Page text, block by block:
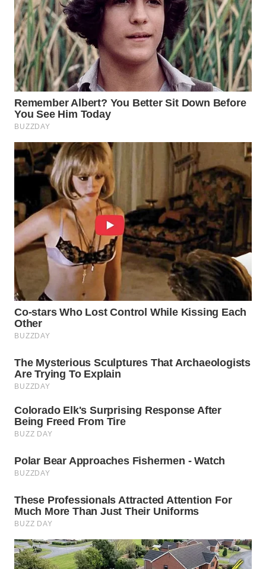
WN
BEKASI
WN
BOGOR
WN
DEPOK
WN
TAPANULI
UTARA
SAMOSIR
WN
PADANG
LAWAS
WN
SUMEDANG
CIANJUR
WN
SERIBU
TANGERANG
BINJAI
CIREBON